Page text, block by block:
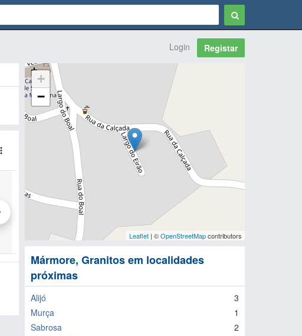
Login Registar
+
−
Leaflet| ©OpenStreetMapcontributors
Mármore, Granitos em localidades
próximas
Alijó
3
Murça
1
Sabrosa
2